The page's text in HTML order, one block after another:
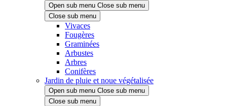
Open sub menu Close sub menu
Close sub menu
Vivaces
Fougères
Graminées
Arbustes
Arbres
Conifères
Jardin de pluie et noue végétalisée
Open sub menu Close sub menu
Close sub menu